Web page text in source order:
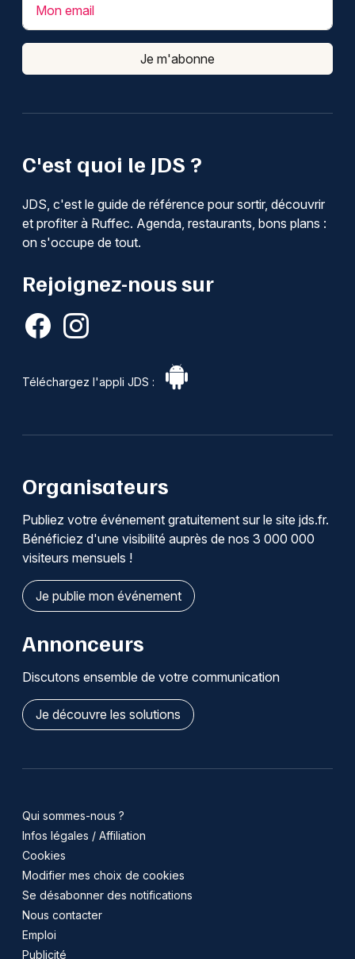
C'est quoi le JDS ?
JDS, c'est le guide de référence pour sortir, découvrir
et profiter à Ruffec. Agenda, restaurants, bons plans :
on s'occupe de tout.
Rejoignez-nous sur
Téléchargez l'appli JDS :
Mon email
Je m'abonne
Organisateurs
Publiez votre événement gratuitement sur le site jds.fr.
Bénéficiez d'une visibilité auprès de nos 3 000 000
visiteurs mensuels !
Je publie mon événement
Annonceurs
Discutons ensemble de votre communication
Je découvre les solutions
Qui sommes-nous ?
Infos légales / Affiliation
Cookies
Modifier mes choix de cookies
Se désabonner des notifications
Nous contacter
Emploi
Publicité